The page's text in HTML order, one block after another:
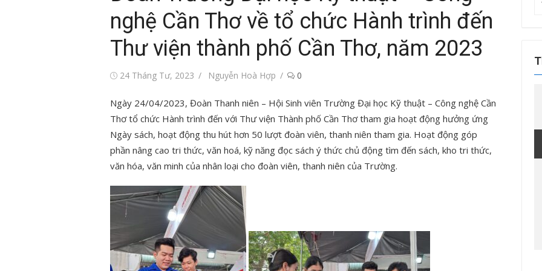
nghệ Cần Thơ về tổ chức Hành trình đến
Thư viện thành phố Cần Thơ, năm 2023
Đăng24 Tháng Tư, 2023
Tác
Nguyễn Hoà Hợp 0
Ngày 24/04/2023, Đoàn Thanh niên – Hội Sinh viên Trường Đại học Kỹ thuật – Công nghệ Cần
Thơ tổ chức Hành trình đến với Thư viện Thành phố Cần Thơ tham gia hoạt động hưởng ứng
Ngày sách, hoạt động thu hút hơn 50 lượt đoàn viên, thanh niên tham gia. Hoạt động góp
phần nâng cao tri thức, văn hoá, kỹ năng đọc sách ý thức chủ động tìm đến sách, kho tri thức,
văn hóa, văn minh của nhân loại cho đoàn viên, thanh niên của Trường.